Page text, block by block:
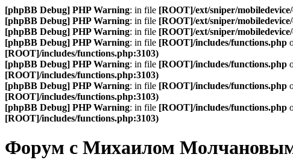
[phpBB Debug] PHP Warning: in file [ROOT]/ext/sniper/
[phpBB Debug] PHP Warning: in file [ROOT]/ext/sniper/
[phpBB Debug] PHP Warning: in file [ROOT]/ext/sniper/
[phpBB Debug] PHP Warning: in file [ROOT]/includes/functions.php
[ROOT]/includes/functions.php:3103)
[phpBB Debug] PHP Warning: in file [ROOT]/includes/functions.php
[ROOT]/includes/functions.php:3103)
[phpBB Debug] PHP Warning: in file [ROOT]/includes/functions.php
[ROOT]/includes/functions.php:3103)
[phpBB Debug] PHP Warning: in file [ROOT]/includes/functions.php
[ROOT]/includes/functions.php:3103)
Форум с Михаилом